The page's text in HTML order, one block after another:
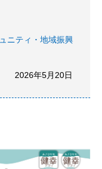
ニティ・地域振興
2026年5月20日